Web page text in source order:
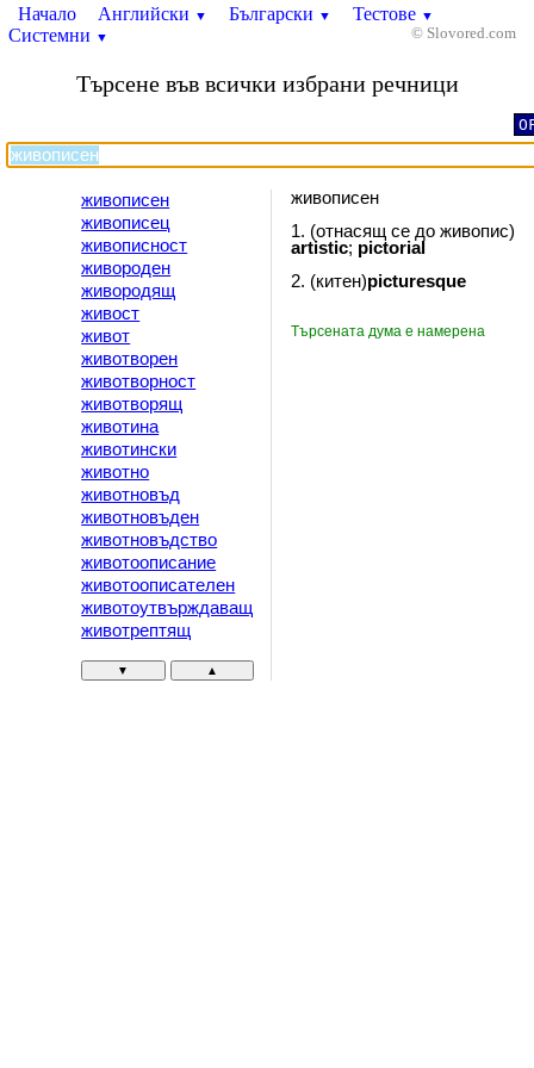
Начало Английски ▼ Български ▼ Тестове ▼
Системни ▼ © Slovored.com
Търсене във всички избрани речници
живописен
живописец
живописност
живороден
живородящ
живост
живот
животворен
животворност
животворящ
животина
животински
животно
животновъд
животновъден
животновъдство
животоописание
животоописателен
животоутвърждаващ
животрептящ
▼ ▲
живописен
1. (отнасящ се до живопис)
artistic; pictorial
2. (китен)picturesque
Търсената дума е намерена